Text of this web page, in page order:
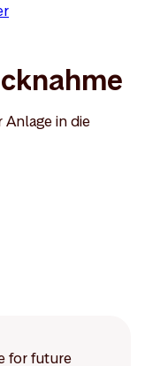
in die
for future